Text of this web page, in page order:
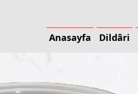
Anasayfa Dildâri